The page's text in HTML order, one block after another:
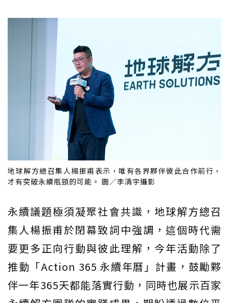
地球解方總召集人楊振甫表示，唯有各界夥伴彼此合作前行，
才有突破永續瓶頸的可能。 圖／李清宇攝影
永續議題極須凝聚社會共識，地球解方總召
集人楊振甫於閉幕致詞中強調，這個時代需
要更多正向行動與彼此理解，今年活動除了
推動「Action 365 永續年曆」計畫，鼓勵夥
伴一年365天都能落實行動，同時也展示百家